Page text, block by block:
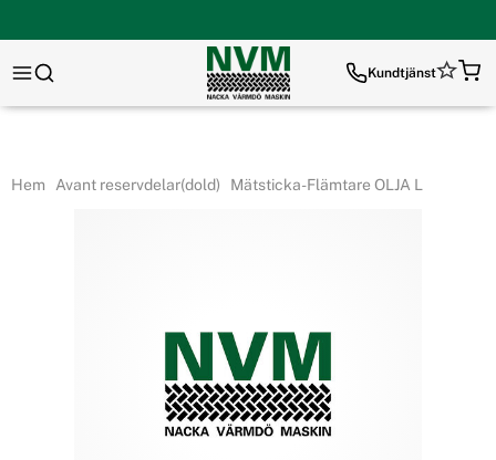
Kundtjänst
Hem Avant reservdelar(dold) Mätsticka-Flämtare OLJA L